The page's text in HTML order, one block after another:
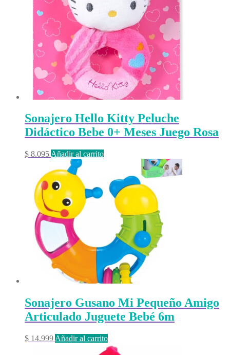
Sonajero Hello Kitty Peluche
Didáctico Bebe 0+ Meses Juego Rosa
$ 8.095 Añadir al carrito
Sonajero Gusano Mi Pequeño Amigo
Articulado Juguete Bebé 6m
$ 14.999 Añadir al carrito